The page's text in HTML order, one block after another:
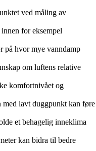
ved måling av
for eksempel
på hvor mye vanndamp
om luftens relative
komfortnivået og
lavt duggpunkt kan føre
et behagelig inneklima
kan bidra til bedre